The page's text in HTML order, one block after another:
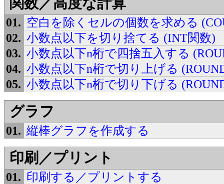
空白を除くセルの個数を求める
小数点以下を切り捨てる (INT関数)
小数点以下n桁で四捨五入する
小数点以下n桁で切り上げる
小数点以下n桁で切り下げる
グラフ
縦棒グラフを作成する
印刷／プリント
印刷する／プリントする